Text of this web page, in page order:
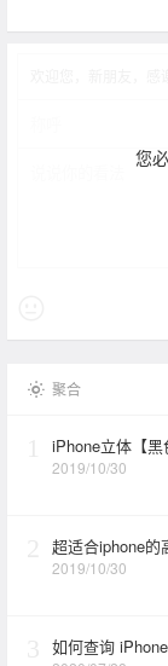
您
聚合
iPhone立体【黑
2019/10/30
超适合iphone的
2019/10/30
如何查询